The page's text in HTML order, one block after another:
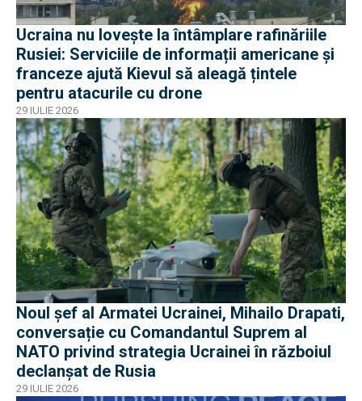
Ucraina nu lovește la întâmplare rafinăriile
Rusiei: Serviciile de informații americane și
franceze ajută Kievul să aleagă țintele
pentru atacurile cu drone
29 IULIE 2026
Noul șef al Armatei Ucrainei, Mihailo Drapati,
conversație cu Comandantul Suprem al
NATO privind strategia Ucrainei în războiul
declanșat de Rusia
29 IULIE 2026